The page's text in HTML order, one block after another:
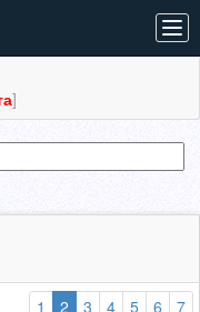
]
1 2 (выбранная)
3 4 5 6
7